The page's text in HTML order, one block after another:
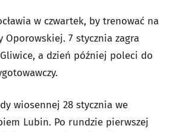
w czwartek, by trenować na
Oporowskiej. 7 stycznia zagra
a dzień później poleci do
wiosennej 28 stycznia we
Lubin. Po rundzie pierwszej